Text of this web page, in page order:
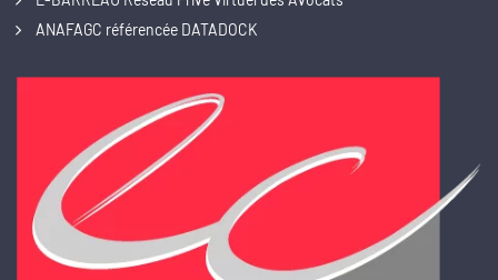
ANAFAGC référencée DATADOCK